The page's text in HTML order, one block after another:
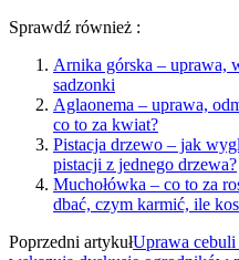
Sprawdź również :
Arnika górska – uprawa,
sadzonki
Aglaonema – uprawa,
co to za kwiat?
Pistacja drzewo – jak
pistacji z jednego drzewa?
Muchołówka – co to za
dbać, czym karmić, ile
Poprzedni artykułUprawa